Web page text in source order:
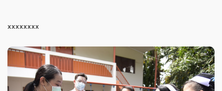
xxxxxxxx